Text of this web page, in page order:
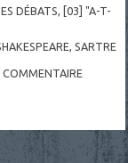
DÉBATS
[03] "A-T-
,SARTRE
COMMENTAIRE